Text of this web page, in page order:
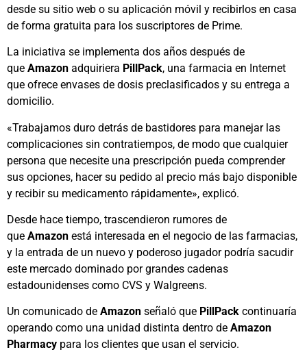
desde su sitio web o su aplicación móvil y recibirlos en casa
de forma gratuita para los suscriptores de Prime.
La iniciativa se implementa dos años después de
que Amazon adquiriera PillPack, una farmacia en Internet
que ofrece envases de dosis preclasificados y su entrega a
domicilio.
«Trabajamos duro detrás de bastidores para manejar las
complicaciones sin contratiempos, de modo que cualquier
persona que necesite una prescripción pueda comprender
sus opciones, hacer su pedido al precio más bajo disponible
y recibir su medicamento rápidamente», explicó.
Desde hace tiempo, trascendieron rumores de
que Amazon está interesada en el negocio de las farmacias,
y la entrada de un nuevo y poderoso jugador podría sacudir
este mercado dominado por grandes cadenas
estadounidenses como CVS y Walgreens.
Un comunicado de Amazon señaló que PillPack continuaría
operando como una unidad distinta dentro de Amazon
Pharmacy para los clientes que usan el servicio.